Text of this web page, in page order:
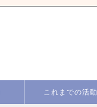
これまでの活動